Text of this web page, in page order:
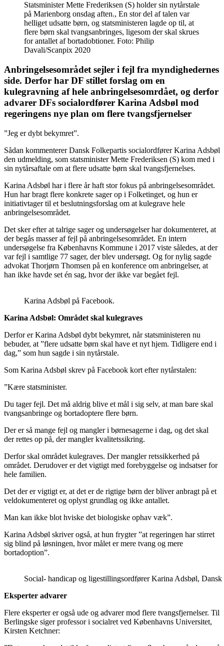
Statsminister Mette Frederiksen (S) holder sin nytårstale
på Marienborg onsdag aften., En stor del af talen var
helliget udsatte børn, og statsministeren lagde op til, at
flere børn skal tvangsanbringes, ligesom der skal skrues
for antallet af bortadobtioner. Foto: Philip
Davali/Scanpix 2020
Anbringelsesområdet sejler i fejl fra myndighedernes
side. Derfor har DF stillet forslag om en
kulegravning af hele anbringelsesomrdået, og derfor
advarer DFs socialordfører Karina Adsbøl mod
regeringens nye plan om flere tvangsfjernelser
”Jeg er dybt bekymret”.
Sådan kommenterer Dansk Folkepartis socialordfører Karina Adsbøl
den udmelding, som statsminister Mette Frederiksen (S) kom med i
sin nytårsaftale om at flere udsatte børn skal tvangsfjernelses.
Karina Adsbøl har i flere år haft stor fokus på anbringelsesområdet.
Hun har bragt flere konkrete sager op i Folketinget, og hun er
initiativtager til et beslutningsforslag om at kulegrave hele
anbringelsesområdet.
Det sker efter at talrige sager og undersøgelser har dokumenteret, at
der begås masser af fejl på anbringelsesområdet. En intern
undersøgelse fra Københavns Kommune i 2017 viste således, at der
var fejl i samtlige 77 sager, der blev undersøgt. Og for nylig sagde
advokat Thorjørn Thomsen på en konference om anbringelser, at
han ikke havde set én sag, hvor der ikke var begået fejl.
Karina Adsbøl på Facebook.
Karina Adsbøl: Området skal kulegraves
Derfor er Karina Adsbøl dybt bekymret, når statsministeren nu
bebuder, at ”flere udsatte børn skal have et nyt hjem. Tidligere end i
dag,” som hun sagde i sin nytårstale.
Som Karina Adsbøl skrev på Facebook kort efter nytårstalen:
”Kære statsminister.
Du tager fejl. Det må aldrig blive et mål i sig selv, at man bare skal
tvangsanbringe og bortadoptere flere børn.
Der er så mange fejl og mangler i børnesagerne i dag, og det skal
der rettes op på, der mangler kvalitetssikring.
Derfor skal området kulegraves. Der mangler retssikkerhed på
området. Derudover er det vigtigt med forebyggelse og indsatser for
hele familien.
Det der er vigtigt er, at det er de rigtige børn der bliver anbragt på et
veldokumenteret og oplyst grundlag og ikke antallet.
Man kan ikke blot hviske det biologiske ophav væk”.
Karina Adsbøl skriver også, at hun frygter ”at regeringen har stirret
sig blind på løsningen, hvor målet er mere tvang og mere
bortadoption”.
Social- handicap og ligestillingsordfører Karina Adsbøl,
Eksperter advarer
Flere eksperter er også ude og advarer mod flere tvangsfjernelser. Til
Berlingske siger professor i socialret ved Københavns Universitet,
Kirsten Ketchner: